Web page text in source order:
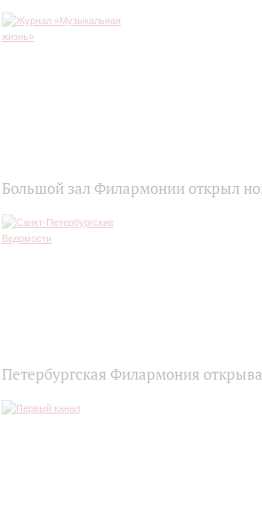
Большой зал Филармонии открыл
Петербургская Филармония